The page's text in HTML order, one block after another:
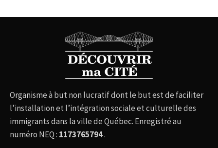
Organisme à but non lucratif dont le but est de faciliter
l’installation et l’intégration sociale et culturelle des
immigrants dans la ville de Québec. Enregistré au
numéro NEQ : 1173765794.